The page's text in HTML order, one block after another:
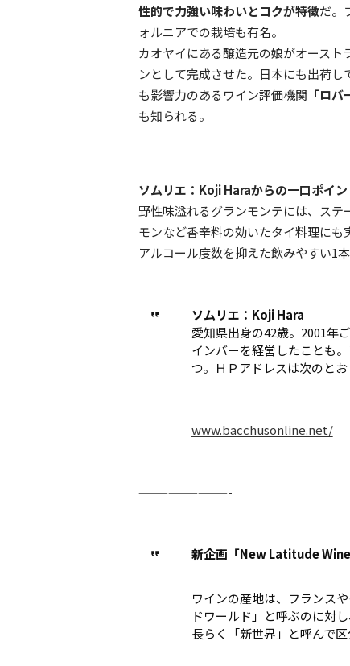
性的で力強い味わいとコクが特徴だ。
ォルニアでの栽培も有名。
カオヤイにある醸造元の娘がオース
ンとして完成させた。日本にも出荷
も影響力のあるワイン評価機関 「ロ
も知られる。
ソムリエ：Koji Haraからの一口ポイン
野性味溢れるグランモンテには、ス
モンなど香辛料の効いたタイ料理にも
アルコール度数を抑えた飲みやすい1
ソムリエ：Koji Hara
愛知県出身の42歳。2001年
インバーを経営したことも
つ。ＨＰアドレスは次のとお
www.bacchusonline.net/
—————————-
新企画「New Latitude Wine
ワインの産地は、フランス
ドワールド」と呼ぶのに対
長らく「新世界」と呼んで区